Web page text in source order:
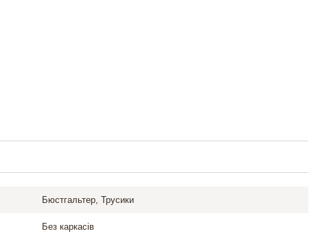
Бюстгальтер, Трусики
Без каркасів